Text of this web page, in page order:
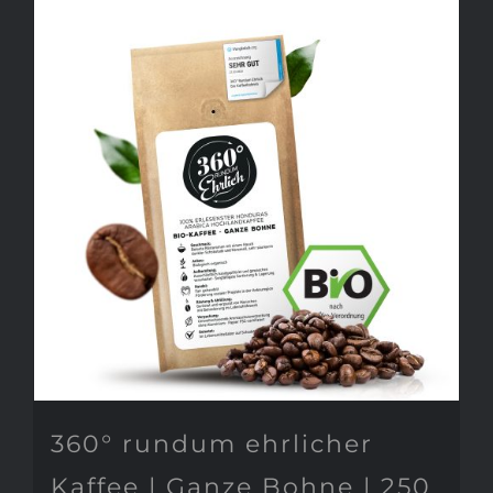
360° rundum ehrlicher